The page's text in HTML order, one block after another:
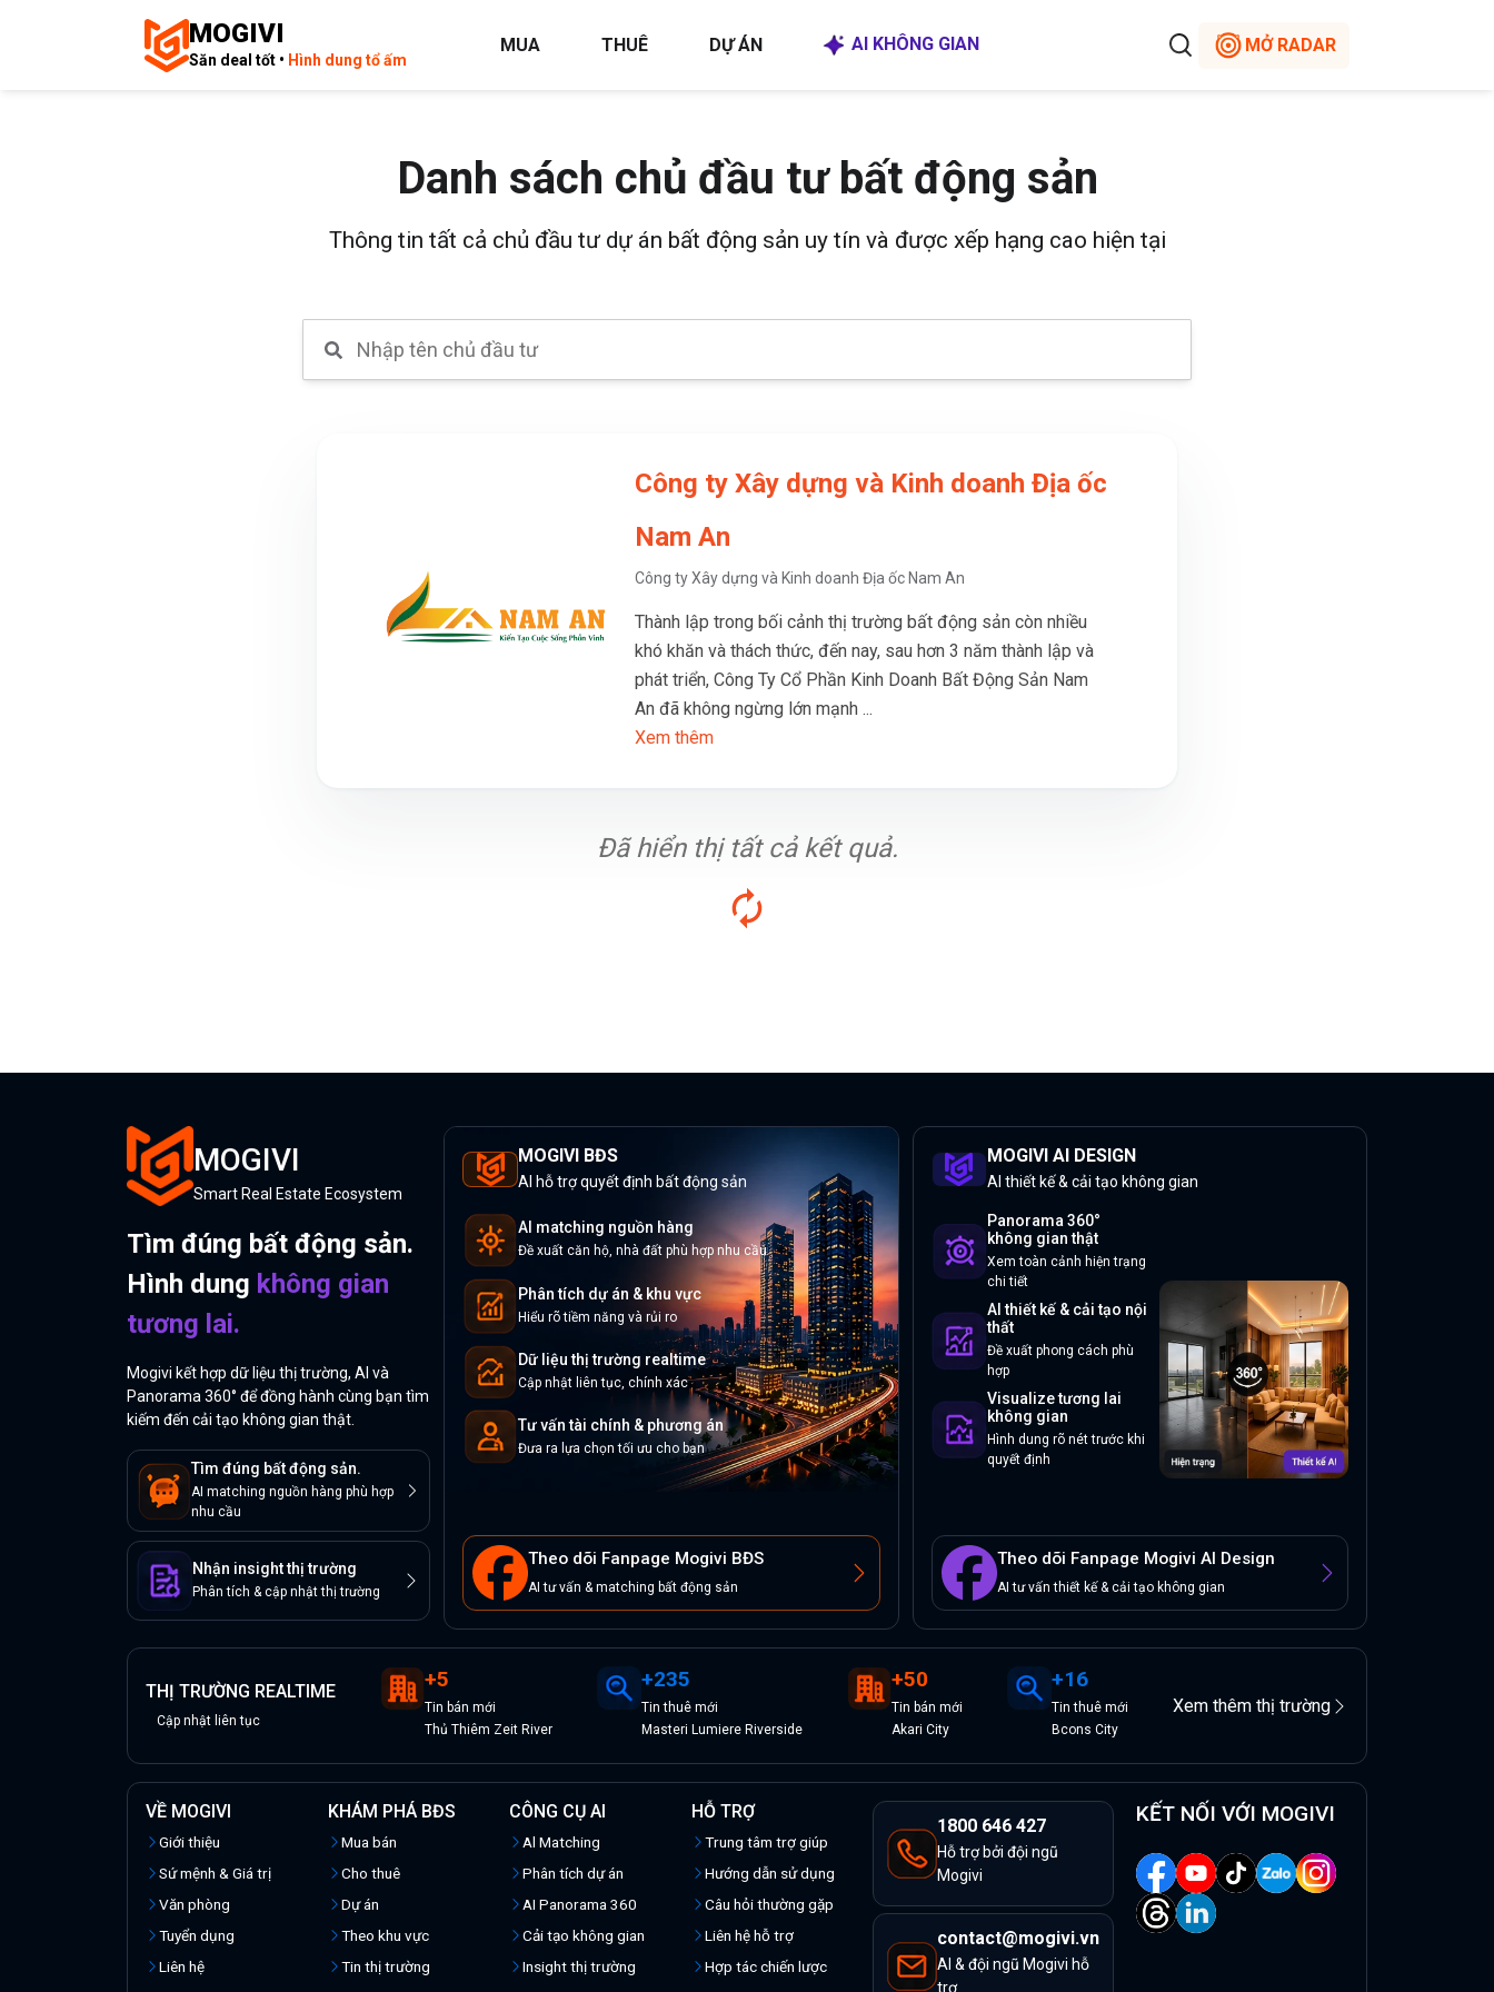
MOGIVI
Săn deal tốt • Hình dung tổ ấm
MUA THUÊ DỰ ÁN AI KHÔNG GIAN MỞ RADAR
Danh sách chủ đầu tư bất động sản
Thông tin tất cả chủ đầu tư dự án bất động sản uy tín và được xếp hạng cao hiện tại
Công ty Xây dựng và Kinh doanh Địa ốc
Nam An
Công ty Xây dựng và Kinh doanh Địa ốc Nam An
Thành lập trong bối cảnh thị trường bất động sản còn nhiều
khó khăn và thách thức, đến nay, sau hơn 3 năm thành lập và
phát triển, Công Ty Cổ Phần Kinh Doanh Bất Động Sản Nam
An đã không ngừng lớn mạnh ...
Xem thêm
Đã hiển thị tất cả kết quả.
MOGIVI
Smart Real Estate Ecosystem
Tìm đúng bất động sản.
Hình dung không gian
tương lai.
Mogivi kết hợp dữ liệu thị trường, AI và
Panorama 360° để đồng hành cùng bạn tìm
kiếm đến cải tạo không gian thật.
Tìm đúng bất động sản.
AI matching nguồn hàng phù hợp
nhu cầu
Nhận insight thị trường
Phân tích & cập nhật thị trường
MOGIVI BĐS
AI hỗ trợ quyết định bất động sản
AI matching nguồn hàng
Đề xuất căn hộ, nhà đất phù hợp nhu cầu
Phân tích dự án & khu vực
Hiểu rõ tiềm năng và rủi ro
Dữ liệu thị trường realtime
Cập nhật liên tục, chính xác
Tư vấn tài chính & phương án
Đưa ra lựa chọn tối ưu cho bạn
Theo dõi Fanpage Mogivi BĐS
AI tư vấn & matching bất động sản
MOGIVI AI DESIGN
AI thiết kế & cải tạo không gian
Panorama 360°
không gian thật
Xem toàn cảnh hiện trạng
chi tiết
AI thiết kế & cải tạo nội
thất
Đề xuất phong cách phù
hợp
Visualize tương lai
không gian
Hình dung rõ nét trước khi
quyết định
Theo dõi Fanpage Mogivi AI Design
AI tư vấn thiết kế & cải tạo không gian
THỊ TRƯỜNG REALTIME
Cập nhật liên tục
+5
Tin bán mới
Thủ Thiêm Zeit River
+235
Tinthuê mới
Masteri Lumiere Riverside
+50
Tin bán mới
Akari City
+16
Tinthuê mới
Bcons City
Xem thêm thị trường
VỀ MOGIVI
Giới thiệu
Sứ mệnh & Giá trị
Văn phòng
Tuyển dụng
Liên hệ
KHÁM PHÁ BĐS
Mua bán
Cho thuê
Dự án
Theo khu vực
Tin thị trường
CÔNG CỤ AI
Al Matching
Phân tích dự án
AI Panorama 360
Cải tạo không gian
Insight thị trường
HỖ TRỢ
Trung tâm trợ giúp
Hướng dẫn sử dụng
Câu hỏi thường gặp
Liên hệ hỗ trợ
Hợp tác chiến lược
1800 646 427
Hỗ trợ bởi đội ngũ
Mogivi
contact@mogivi.vn
AI & đội ngũ Mogivi hỗ
trợ
KẾT NỐI VỚI MOGIVI